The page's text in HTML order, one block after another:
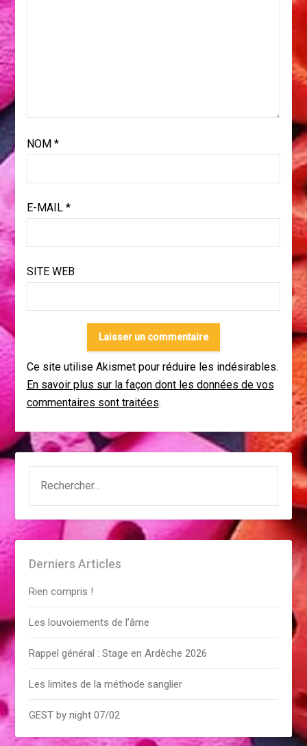
NOM *
E-MAIL *
SITE WEB
Ce site utilise Akismet pour réduire les indésirables.
En savoir plus sur la façon dont les données de vos
commentaires sont traitées.
Derniers Articles
Rien compris !
Les louvoiements de l’âme
Rappel général : Stage en Ardèche 2026
Les limites de la méthode sanglier
GEST by night 07/02